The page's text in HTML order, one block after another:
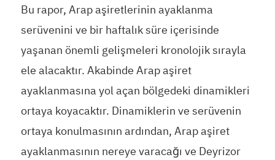
Bu rapor, Arap aşiretlerinin ayaklanma
serüvenini ve bir haftalık süre içerisinde
yaşanan önemli gelişmeleri kronolojik sırayla
ele alacaktır. Akabinde Arap aşiret
ayaklanmasına yol açan bölgedeki dinamikleri
ortaya koyacaktır. Dinamiklerin ve serüvenin
ortaya konulmasının ardından, Arap aşiret
ayaklanmasının nereye varacağı ve Deyrizor